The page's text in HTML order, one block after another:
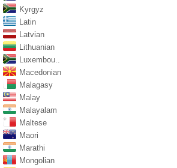
Kyrgyz
Latin
Latvian
Lithuanian
Luxembou..
Macedonian
Malagasy
Malay
Malayalam
Maltese
Maori
Marathi
Mongolian